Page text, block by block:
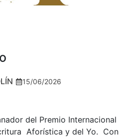
15/06/2026
del Premio Internacional
Aforística y del Yo. Con